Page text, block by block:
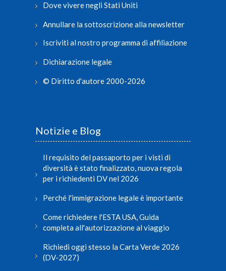
Dove vivere negli Stati Uniti
Annullare la sottoscrizione alla newsletter
Iscriviti al nostro programma di affiliazione
Dichiarazione legale
© Diritto d'autore 2000-2026
Notizie e Blog
Il requisito del passaporto per i visti di
diversità è stato finalizzato, nuova regola
per i richiedenti DV nel 2026
Perché l'immigrazione legale è importante
Come richiedere l'ESTA USA, Guida
completa all'autorizzazione al viaggio
Richiedi oggi stesso la Carta Verde 2026
(DV-2027)